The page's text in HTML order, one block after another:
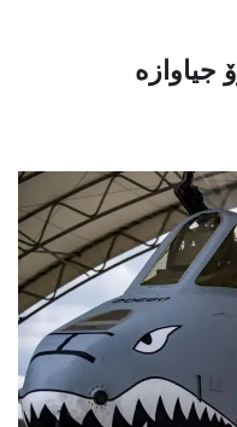
جیاوازە